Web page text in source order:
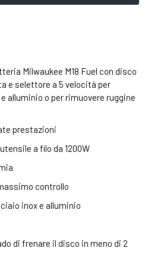
Milwaukee M18 Fuel con disco
e selettore a 5 velocità per
alluminio o per rimuovere ruggine
prestazioni
a filo da 1200W
controllo
inox e alluminio
di frenare il disco in meno di 2